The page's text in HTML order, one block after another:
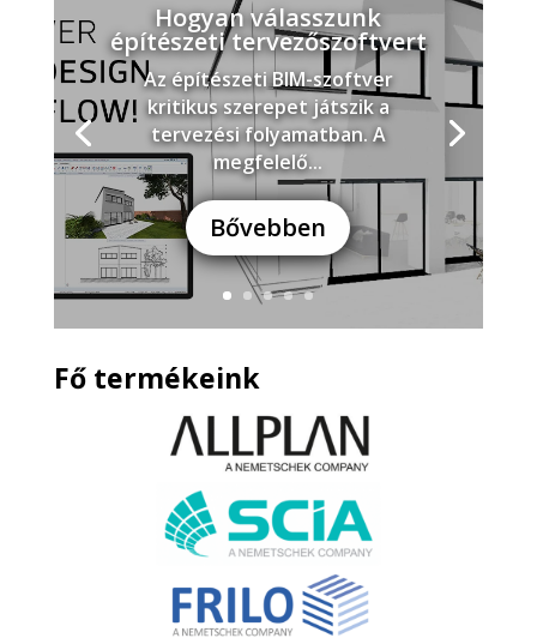
Hogyan válasszunk
építészeti tervezőszoftvert
Az építészeti BIM-szoftver
kritikus szerepet játszik a
tervezési folyamatban. A
megfelelő...
Bővebben
Fő termékeink